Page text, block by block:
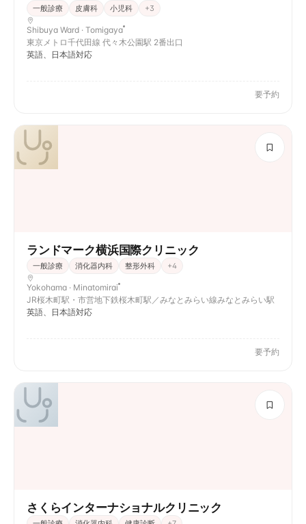
一般診療 皮膚科 小児科 +3
Shibuya Ward · Tomigaya
東京メトロ千代田線 代々木公園駅 2番出口
英語、日本語対応
要予約
ランドマーク横浜国際クリニック
一般診療 消化器内科 整形外科 +4
Yokohama · Minatomirai
JR桜木町駅・市営地下鉄桜木町駅／みなとみらい線みなとみらい駅
英語、日本語対応
要予約
さくらインターナショナルクリニック